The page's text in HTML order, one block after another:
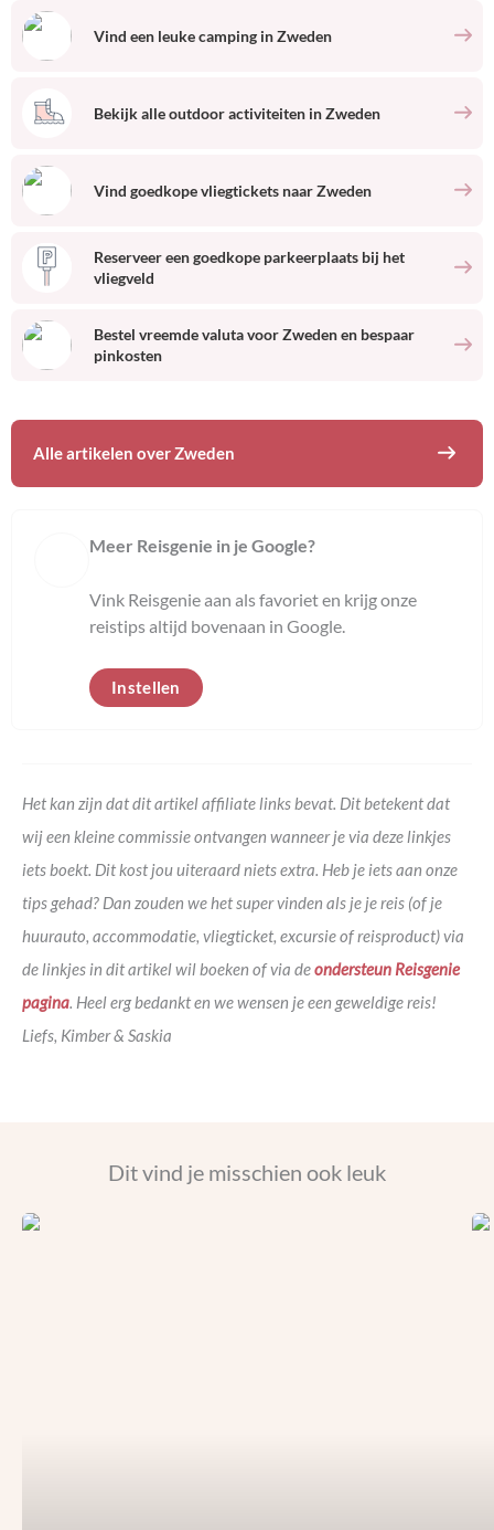
Vind een leuke camping inZweden
Bekijk alle outdoor activiteiten inZweden
Vind goedkope vliegtickets naarZweden
Reserveer een goedkope parkeerplaats bij het
vliegveld
Bestel vreemde valuta voorZwedenen bespaar
pinkosten
Alle artikelen overZweden
Meer Reisgenie in je Google?
Vink Reisgenie aan als favoriet en krijg onze
reistips altijd bovenaan in Google.
Instellen
Het kan zijn dat dit artikel affiliate links bevat. Dit betekent dat
wij een kleine commissie ontvangen wanneer je via deze linkjes
iets boekt. Dit kost jou uiteraard niets extra. Heb je iets aan onze
tips gehad? Dan zouden we het super vinden als je je reis (of je
huurauto, accommodatie, vliegticket, excursie of reisproduct) via
de linkjes in dit artikel wil boeken of via deondersteun Reisgenie
pagina. Heel erg bedankt en we wensen je een geweldige reis!
Liefs, Kimber & Saskia
Dit vind je misschien ook leuk